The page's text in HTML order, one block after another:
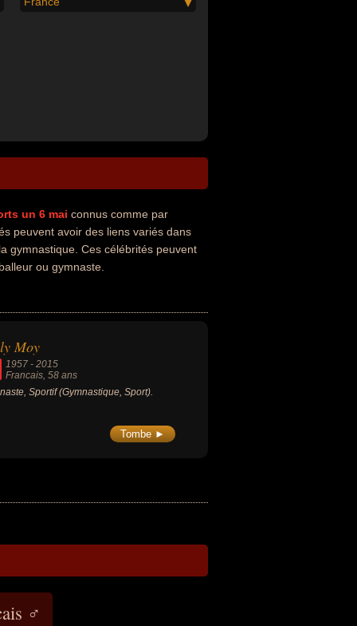
un 6 mai connus comme par
peuvent avoir des liens variés dans
gymnastique. Ces célébrités peuvent
ou gymnaste.
Moy
1957 -2015
Francais, 58 ans
Sportif (Gymnastique, Sport).
Tombe ►
♂